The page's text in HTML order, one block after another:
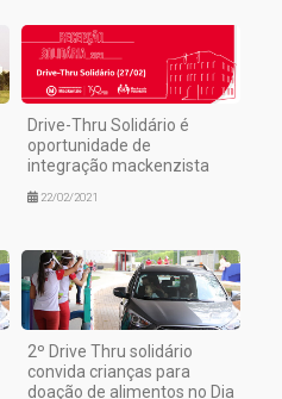
Drive-Thru Solidário é
oportunidade de
integração mackenzista
22/02/2021
2º Drive Thru solidário
convida crianças para
doação de alimentos no Dia